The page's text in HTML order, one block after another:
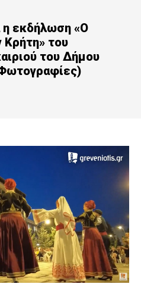
η εκδήλωση «Ο
Κρήτη» του
του Δήμου